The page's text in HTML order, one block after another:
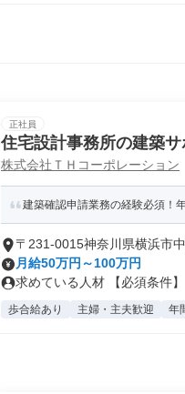
正社員
住宅設計事務所の建築
株式会社ＴＨコーポレーション
建築確認申請業務の経験必須！
〒231-0015神奈川県横浜市
月給50万円～100万円
求めている人材 【必須条件
歩合給あり 主婦・主夫歓迎 年